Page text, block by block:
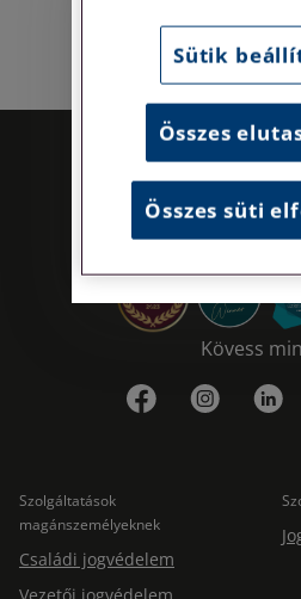
Kövess
Szolgáltatások
magánszemélyeknek
Családi jogvédelem
Tisztelt Ügyfeleink!
Személyes
történő előzetes
szerdai napokon érhető
Címünk: 1087 Budapest,
30/A. 8. emelet. Pontos
útmutatónk a Kapcsolat –
menüpont alatt érhető el.
Sütik
Összes
Összes süti